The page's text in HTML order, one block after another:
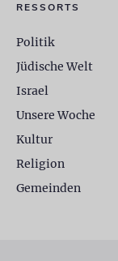
RESSORTS
Politik
Jüdische Welt
Israel
Unsere Woche
Kultur
Religion
Gemeinden